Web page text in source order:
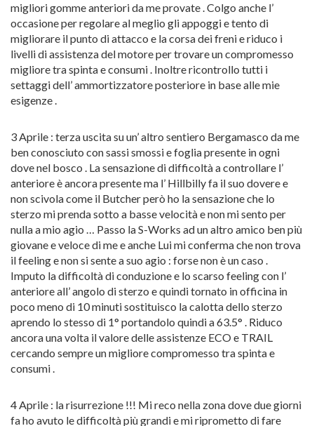
migliori gomme anteriori da me provate . Colgo anche l’
occasione per regolare al meglio gli appoggi e tento di
migliorare il punto di attacco e la corsa dei freni e riduco i
livelli di assistenza del motore per trovare un compromesso
migliore tra spinta e consumi . Inoltre ricontrollo tutti i
settaggi dell’ ammortizzatore posteriore in base alle mie
esigenze .
3 Aprile : terza uscita su un’ altro sentiero Bergamasco da me
ben conosciuto con sassi smossi e foglia presente in ogni
dove nel bosco . La sensazione di difficoltà a controllare l’
anteriore è ancora presente ma l’ Hillbilly fa il suo dovere e
non scivola come il Butcher però ho la sensazione che lo
sterzo mi prenda sotto a basse velocità e non mi sento per
nulla a mio agio … Passo la S-Works ad un altro amico ben più
giovane e veloce di me e anche Lui mi conferma che non trova
il feeling e non si sente a suo agio : forse non è un caso .
Imputo la difficoltà di conduzione e lo scarso feeling con l’
anteriore all’ angolo di sterzo e quindi tornato in officina in
poco meno di 10 minuti sostituisco la calotta dello sterzo
aprendo lo stesso di 1° portandolo quindi a 63.5° . Riduco
ancora una volta il valore delle assistenze ECO e TRAIL
cercando sempre un migliore compromesso tra spinta e
consumi .
4 Aprile : la risurrezione !!! Mi reco nella zona dove due giorni
fa ho avuto le difficoltà più grandi e mi riprometto di fare